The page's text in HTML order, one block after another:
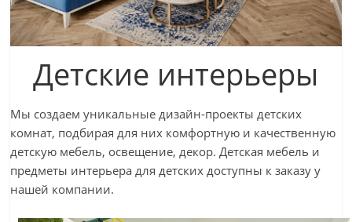
Детские интерьеры
Мы создаем уникальные дизайн-проекты детских
комнат, подбирая для них комфортную и качественную
детскую мебель, освещение, декор. Детская мебель и
предметы интерьера для детских доступны к заказу у
нашей компании.